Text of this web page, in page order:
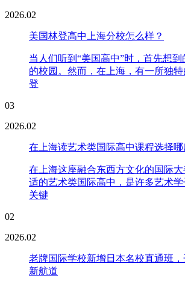
2026.02
美国林登高中上海分校怎么样？
当人们听到“美国高中”时，首先想
的校园。然而，在上海，有一所独
登
03
2026.02
在上海读艺术类国际高中课程选择哪
在上海这座融合东西方文化的国际
适的艺术类国际高中，是许多艺术
关键
02
2026.02
老牌国际学校新增日本名校直通班
新航道